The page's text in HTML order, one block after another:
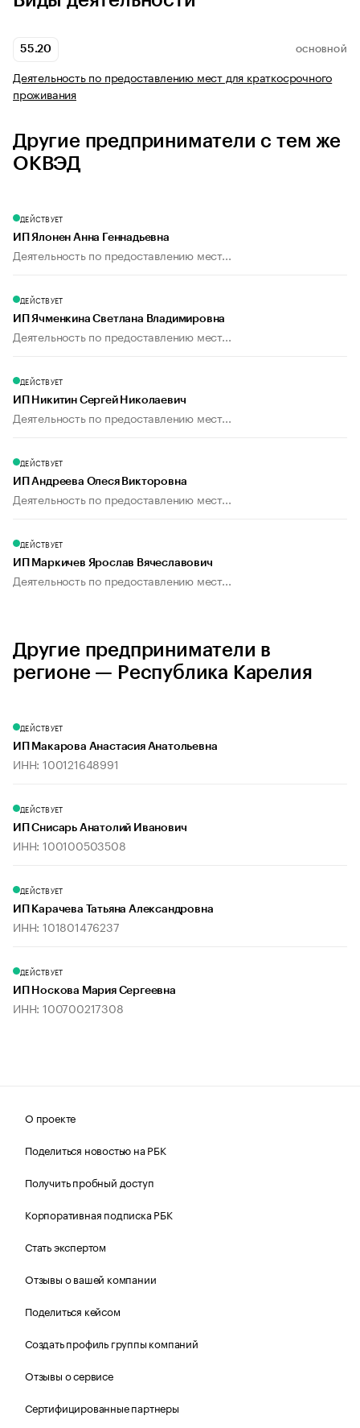
55.20 ОСНОВНОЙ
Деятельность по предоставлению мест для краткосрочного
проживания
Другие предприниматели с тем же
ОКВЭД
ДЕЙСТВУЕТ
ИП Ялонен Анна Геннадьевна
Деятельность по предоставлению мест...
ДЕЙСТВУЕТ
ИП Ячменкина Светлана Владимировна
Деятельность по предоставлению мест...
ДЕЙСТВУЕТ
ИП Никитин Сергей Николаевич
Деятельность по предоставлению мест...
ДЕЙСТВУЕТ
ИП Андреева Олеся Викторовна
Деятельность по предоставлению мест...
ДЕЙСТВУЕТ
ИП Маркичев Ярослав Вячеславович
Деятельность по предоставлению мест...
Другие предприниматели в
регионе — Республика Карелия
ДЕЙСТВУЕТ
ИП Макарова Анастасия Анатольевна
ИНН: 100121648991
ДЕЙСТВУЕТ
ИП Снисарь Анатолий Иванович
ИНН: 100100503508
ДЕЙСТВУЕТ
ИП Карачева Татьяна Александровна
ИНН: 101801476237
ДЕЙСТВУЕТ
ИП Носкова Мария Сергеевна
ИНН: 100700217308
О проекте
Поделиться новостью на РБК
Получить пробный доступ
Корпоративная подписка РБК
Стать экспертом
Отзывы о вашей компании
Поделиться кейсом
Создать профиль группы компаний
Отзывы о сервисе
Сертифицированные партнеры